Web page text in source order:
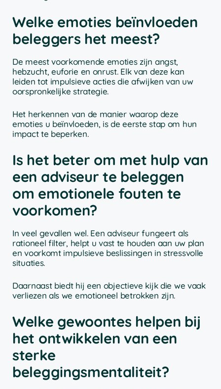
Welke emoties beïnvloeden
beleggers het meest?
De meest voorkomende emoties zijn angst,
hebzucht, euforie en onrust. Elk van deze kan
leiden tot impulsieve acties die afwijken van uw
oorspronkelijke strategie.
Het herkennen van de manier waarop deze
emoties u beïnvloeden, is de eerste stap om hun
impact te beperken.
Is het beter om met hulp van
een adviseur te beleggen
om emotionele fouten te
voorkomen?
In veel gevallen wel. Een adviseur fungeert als
rationeel filter, helpt u vast te houden aan uw plan
en voorkomt impulsieve beslissingen in stressvolle
situaties.
Daarnaast biedt hij een objectieve kijk die we vaak
verliezen als we emotioneel betrokken zijn.
Welke gewoontes helpen bij
het ontwikkelen van een
sterke
beleggingsmentaliteit?